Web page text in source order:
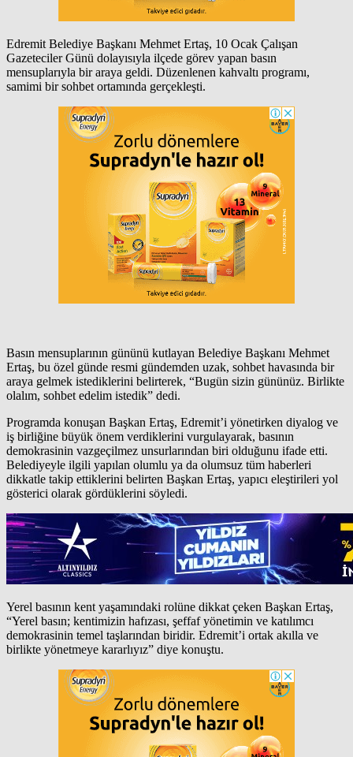
Edremit Belediye Başkanı Mehmet Ertaş, 10 Ocak Çalışan
Gazeteciler Günü dolayısıyla ilçede görev yapan basın
mensuplarıyla bir araya geldi. Düzenlenen kahvaltı programı,
samimi bir sohbet ortamında gerçekleşti.
Basın mensuplarının gününü kutlayan Belediye Başkanı Mehmet
Ertaş, bu özel günde resmi gündemden uzak, sohbet havasında bir
araya gelmek istediklerini belirterek, “Bugün sizin gününüz. Birlikte
olalım, sohbet edelim istedik” dedi.
Programda konuşan Başkan Ertaş, Edremit’i yönetirken diyalog ve
iş birliğine büyük önem verdiklerini vurgulayarak, basının
demokrasinin vazgeçilmez unsurlarından biri olduğunu ifade etti.
Belediyeyle ilgili yapılan olumlu ya da olumsuz tüm haberleri
dikkatle takip ettiklerini belirten Başkan Ertaş, yapıcı eleştirileri yol
gösterici olarak gördüklerini söyledi.
Yerel basının kent yaşamındaki rolüne dikkat çeken Başkan Ertaş,
“Yerel basın; kentimizin hafızası, şeffaf yönetimin ve katılımcı
demokrasinin temel taşlarından biridir. Edremit’i ortak akılla ve
birlikte yönetmeye kararlıyız” diye konuştu.